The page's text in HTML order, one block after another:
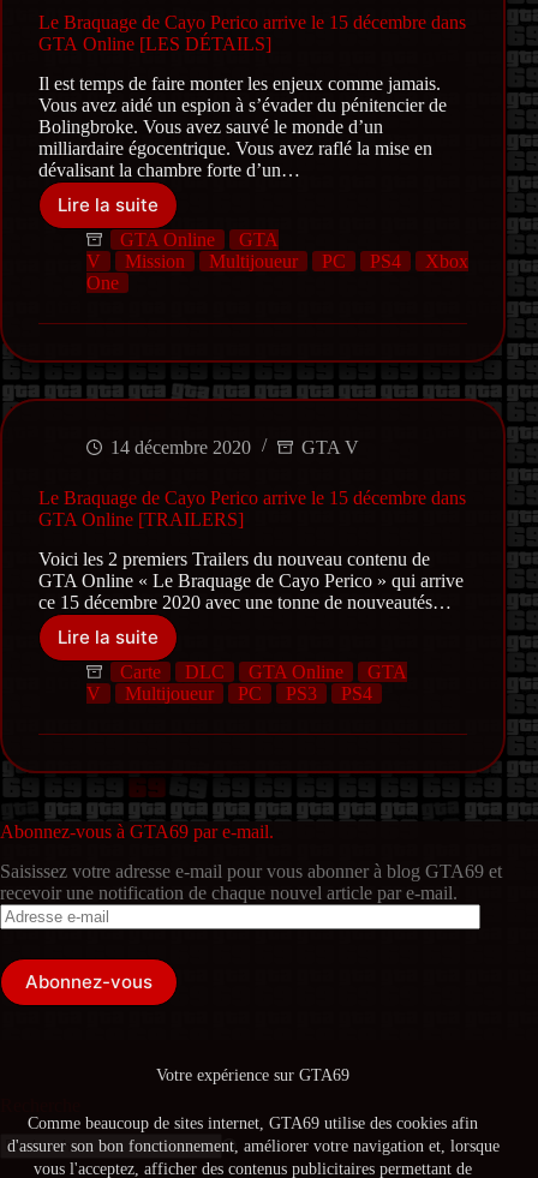
Votre expérience sur GTA69
Comme beaucoup de sites internet, GTA69 utilise des cookies afin
d'assurer son bon fonctionnement, améliorer votre navigation et, lorsque
vous l'acceptez, afficher des contenus publicitaires permettant de
Ouverture
prochaine
East
Los
Santos
Le Braquage de Cayo Perico arrive le 15 décembre dans
GTA Online [LES DÉTAILS]
Il est temps de faire monter les enjeux comme jamais.
Vous avez aidé un espion à s’évader du pénitencier de
Bolingbroke. Vous avez sauvé le monde d’un
milliardaire égocentrique. Vous avez raflé la mise en
dévalisant la chambre forte d’un…
Lire la suite
Le
Braquage
de
Cayo
arrive
dans
[LES
GTA Online
GTA
V
Mission Multijoueur PC PS4
Xbox
One
14 décembre 2020 GTA V
Le Braquage de Cayo Perico arrive le 15 décembre dans
GTA Online [TRAILERS]
Voici les 2 premiers Trailers du nouveau contenu de
GTA Online « Le Braquage de Cayo Perico » qui arrive
ce 15 décembre 2020 avec une tonne de nouveautés…
Lire la suite
Le
Braquage
de
Perico
15
décembre
GTA
Online
[TRAILERS]
Carte DLC GTA Online
GTA
V
Multijoueur PC PS3 PS4
Abonnez-vous à GTA69 par e-mail.
Saisissez votre adresse e-mail pour vous abonner à blog GTA69 et
recevoir une notification de chaque nouvel article par e-mail.
Adresse
e-
Abonnez-vous
Aucun